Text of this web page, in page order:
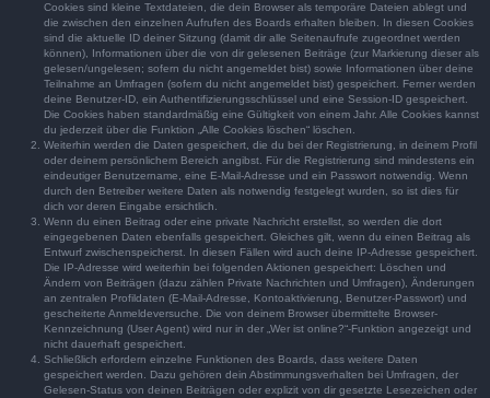
Cookies sind kleine Textdateien, die dein Browser als temporäre Dateien ablegt und
die zwischen den einzelnen Aufrufen des Boards erhalten bleiben. In diesen Cookies
sind die aktuelle ID deiner Sitzung (damit dir alle Seitenaufrufe zugeordnet werden
können), Informationen über die von dir gelesenen Beiträge (zur Markierung dieser als
gelesen/ungelesen; sofern du nicht angemeldet bist) sowie Informationen über deine
Teilnahme an Umfragen (sofern du nicht angemeldet bist) gespeichert. Ferner werden
deine Benutzer-ID, ein Authentifizierungsschlüssel und eine Session-ID gespeichert.
Die Cookies haben standardmäßig eine Gültigkeit von einem Jahr. Alle Cookies kannst
du jederzeit über die Funktion „Alle Cookies löschen“ löschen.
Weiterhin werden die Daten gespeichert, die du bei der Registrierung, in deinem Profil
oder deinem persönlichem Bereich angibst. Für die Registrierung sind mindestens ein
eindeutiger Benutzername, eine E-Mail-Adresse und ein Passwort notwendig. Wenn
durch den Betreiber weitere Daten als notwendig festgelegt wurden, so ist dies für
dich vor deren Eingabe ersichtlich.
Wenn du einen Beitrag oder eine private Nachricht erstellst, so werden die dort
eingegebenen Daten ebenfalls gespeichert. Gleiches gilt, wenn du einen Beitrag als
Entwurf zwischenspeicherst. In diesen Fällen wird auch deine IP-Adresse gespeichert.
Die IP-Adresse wird weiterhin bei folgenden Aktionen gespeichert: Löschen und
Ändern von Beiträgen (dazu zählen Private Nachrichten und Umfragen), Änderungen
an zentralen Profildaten (E-Mail-Adresse, Kontoaktivierung, Benutzer-Passwort) und
gescheiterte Anmeldeversuche. Die von deinem Browser übermittelte Browser-
Kennzeichnung (User Agent) wird nur in der „Wer ist online?“-Funktion angezeigt und
nicht dauerhaft gespeichert.
Schließlich erfordern einzelne Funktionen des Boards, dass weitere Daten
gespeichert werden. Dazu gehören dein Abstimmungsverhalten bei Umfragen, der
Gelesen-Status von deinen Beiträgen oder explizit von dir gesetzte Lesezeichen oder